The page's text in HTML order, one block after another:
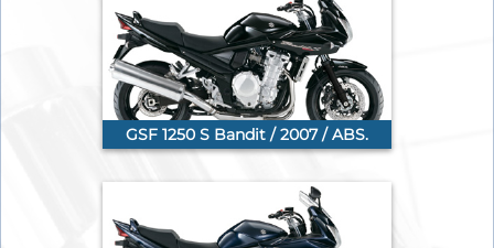
GSF 1250 S Bandit / 2007 / ABS.